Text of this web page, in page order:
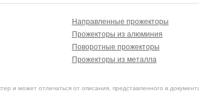
Направленные прожекторы
Прожекторы из алюминия
Поворотные прожекторы
Прожекторы из металла
и может отличаться от описания, представленного в